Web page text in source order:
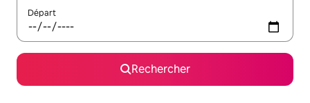
Départ
Rechercher